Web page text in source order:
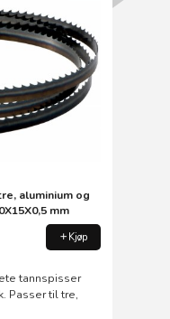
aluminium og
mm
Kjøp
tannspisser
Passer til tre,